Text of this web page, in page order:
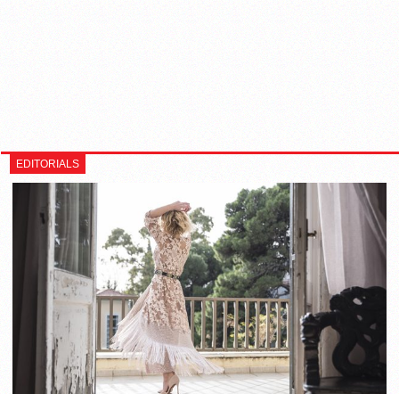
EDITORIALS